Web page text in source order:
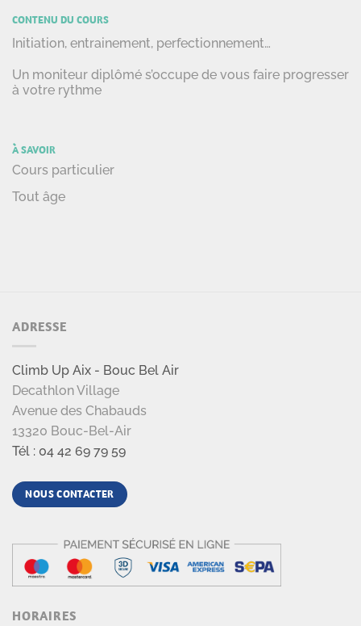
CONTENU DU COURS
Initiation, entrainement, perfectionnement…
Un moniteur diplômé s’occupe de vous faire progresser
à votre rythme
À SAVOIR
Cours particulier
Tout âge
ADRESSE
Climb Up Aix - Bouc Bel Air
Decathlon Village
Avenue des Chabauds
13320 Bouc-Bel-Air
Tél : 04 42 69 79 59
NOUS CONTACTER
HORAIRES